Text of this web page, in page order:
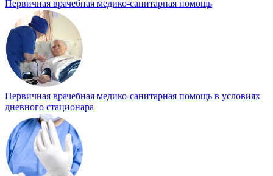
Первичная врачебная медико-санитарная помощь
Первичная врачебная медико-санитарная помощь в условиях
дневного стационара